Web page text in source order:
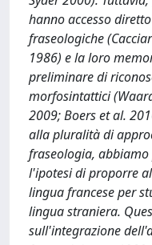
hanno accesso
fraseologiche
1986) e la loro
preliminare di
morfosintattici
2009; Boers et al.
alla pluralità di
fraseologia,
l'ipotesi di proporre
lingua francese per
lingua straniera.
sull'integrazione